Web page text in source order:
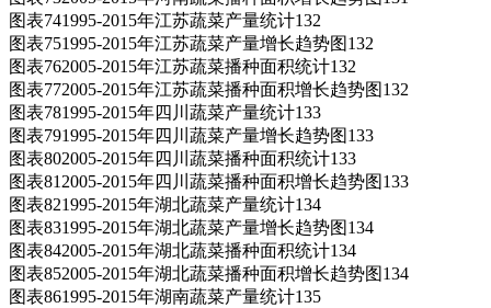
图表741995-2015年江苏蔬菜产量统计132
图表751995-2015年江苏蔬菜产量增长趋势图132
图表762005-2015年江苏蔬菜播种面积统计132
图表772005-2015年江苏蔬菜播种面积增长趋势图132
图表781995-2015年四川蔬菜产量统计133
图表791995-2015年四川蔬菜产量增长趋势图133
图表802005-2015年四川蔬菜播种面积统计133
图表812005-2015年四川蔬菜播种面积增长趋势图133
图表821995-2015年湖北蔬菜产量统计134
图表831995-2015年湖北蔬菜产量增长趋势图134
图表842005-2015年湖北蔬菜播种面积统计134
图表852005-2015年湖北蔬菜播种面积增长趋势图134
图表861995-2015年湖南蔬菜产量统计135